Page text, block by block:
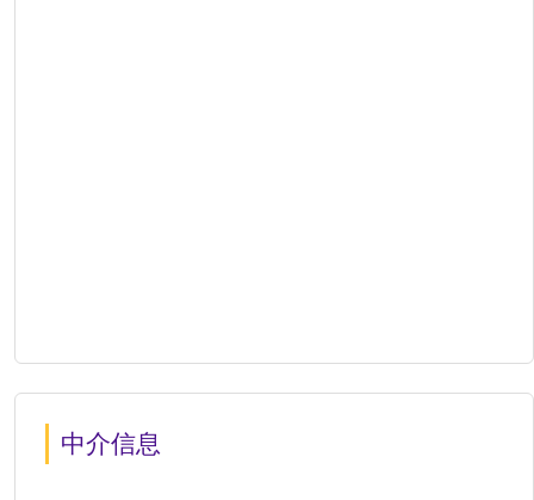
中介信息